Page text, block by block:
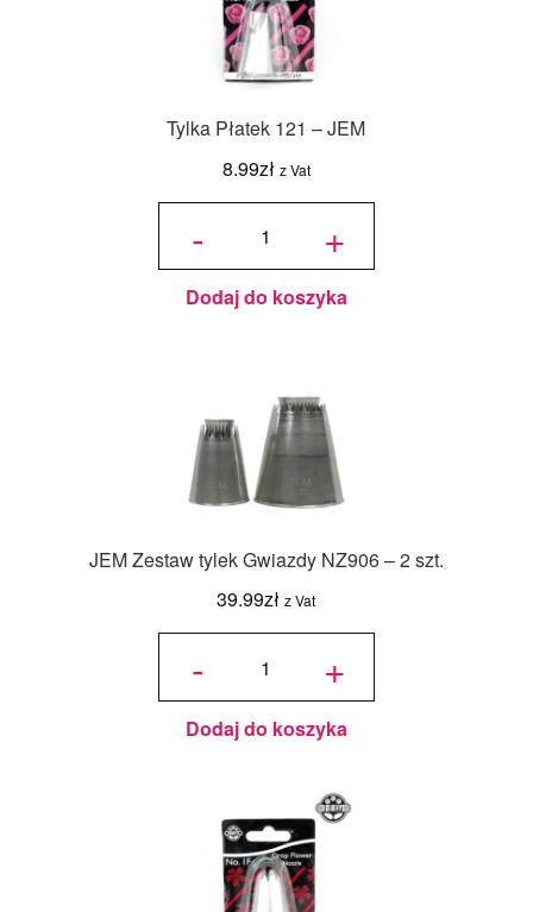
Tylka Płatek 121 – JEM
8.99zł z Vat
-
ilość
121 -
JEM +
Dodaj do koszyka
JEM Zestaw tylek Gwiazdy NZ906 – 2 szt.
39.99zł z Vat
-
ilość
tylek
Gwiazdy
NZ906 -
2 szt. +
Dodaj do koszyka